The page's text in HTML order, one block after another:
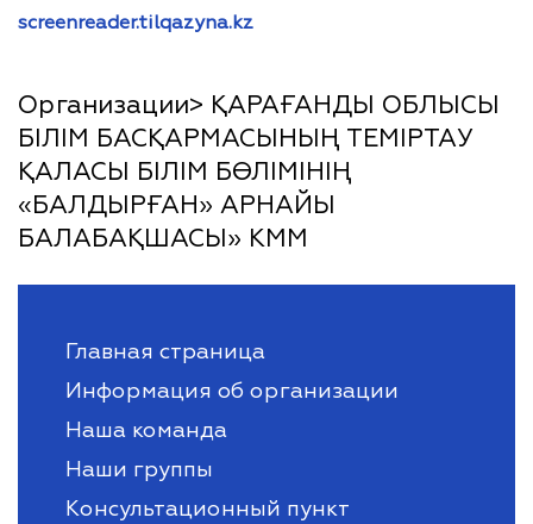
screenreader.tilqazyna.kz
Организации> ҚАРАҒАНДЫ ОБЛЫСЫ
БІЛІМ БАСҚАРМАСЫНЫҢ ТЕМІРТАУ
ҚАЛАСЫ БІЛІМ БӨЛІМІНІҢ
«БАЛДЫРҒАН» АРНАЙЫ
БАЛАБАҚШАСЫ» КММ
Главная страница
Информация об организации
Наша команда
Наши группы
Консультационный пункт